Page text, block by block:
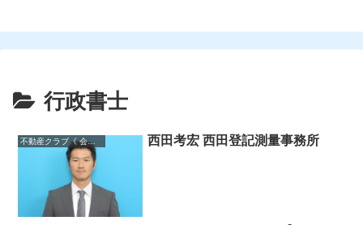
行政書士
不動産クラブ《 会員一覧 》 西田考宏 西田登記測量事務所